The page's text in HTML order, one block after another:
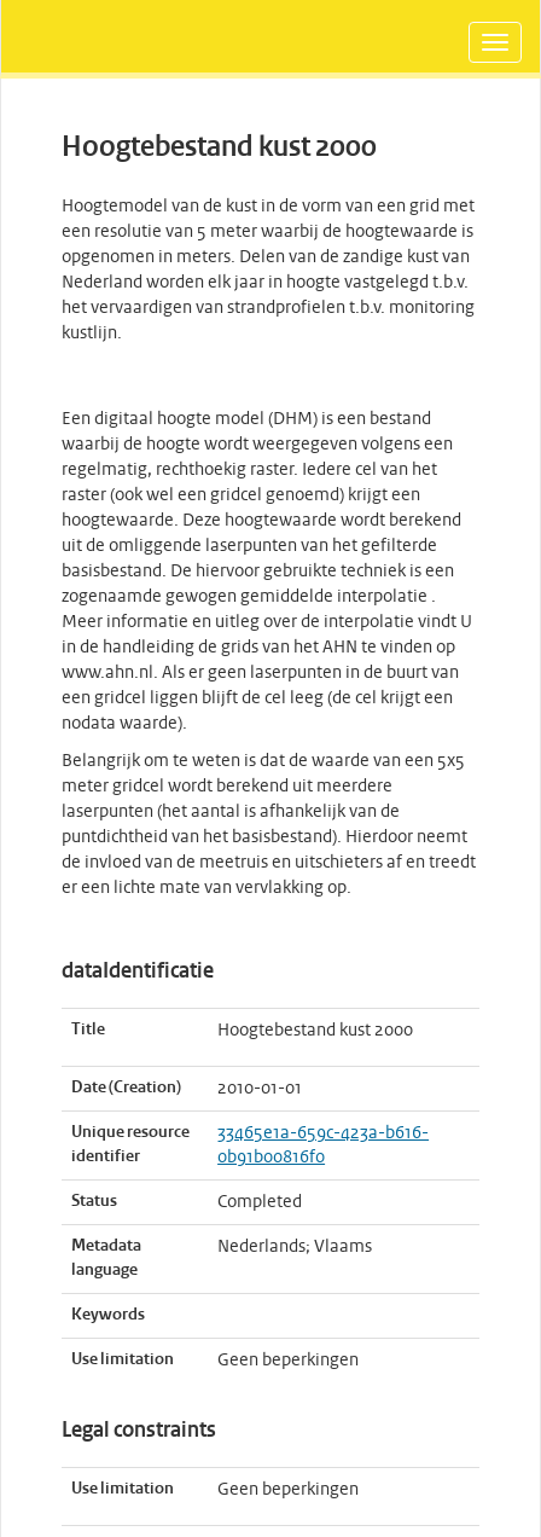
Hoogtebestand kust 2000
Hoogtemodel van de kust in de vorm van een grid met
een resolutie van 5 meter waarbij de hoogtewaarde is
opgenomen in meters. Delen van de zandige kust van
Nederland worden elk jaar in hoogte vastgelegd t.b.v.
het vervaardigen van strandprofielen t.b.v. monitoring
kustlijn.
Een digitaal hoogte model (DHM) is een bestand
waarbij de hoogte wordt weergegeven volgens een
regelmatig, rechthoekig raster. Iedere cel van het
raster (ook wel een gridcel genoemd) krijgt een
hoogtewaarde. Deze hoogtewaarde wordt berekend
uit de omliggende laserpunten van het gefilterde
basisbestand. De hiervoor gebruikte techniek is een
zogenaamde gewogen gemiddelde interpolatie .
Meer informatie en uitleg over de interpolatie vindt U
in de handleiding de grids van het AHN te vinden op
www.ahn.nl. Als er geen laserpunten in de buurt van
een gridcel liggen blijft de cel leeg (de cel krijgt een
nodata waarde).
Belangrijk om te weten is dat de waarde van een 5x5
meter gridcel wordt berekend uit meerdere
laserpunten (het aantal is afhankelijk van de
puntdichtheid van het basisbestand). Hierdoor neemt
de invloed van de meetruis en uitschieters af en treedt
er een lichte mate van vervlakking op.
dataIdentificatie
Title Hoogtebestand kust 2000
Date (Creation) 2010-01-01
Unique resource
identifier
33465e1a-659c-423a-b616-
0b91b00816f0
Status Completed
Metadata
language
Nederlands; Vlaams
Keywords
Use limitation Geen beperkingen
Legal constraints
Use limitation Geen beperkingen